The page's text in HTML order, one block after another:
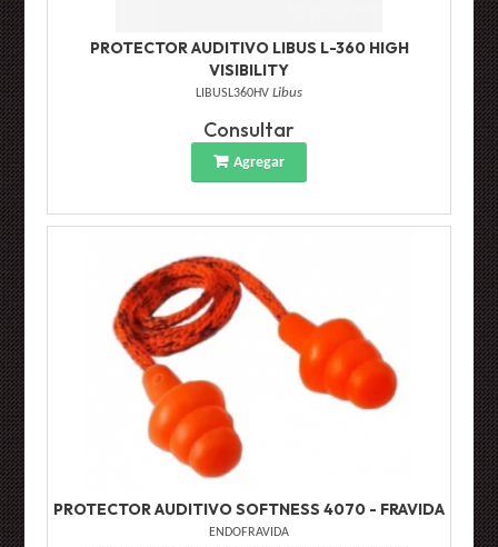
PROTECTOR AUDITIVO LIBUS L-360 HIGH
VISIBILITY
LIBUSL360HV Libus
Consultar
Agregar
PROTECTOR AUDITIVO SOFTNESS 4070 - FRAVIDA
ENDOFRAVIDA